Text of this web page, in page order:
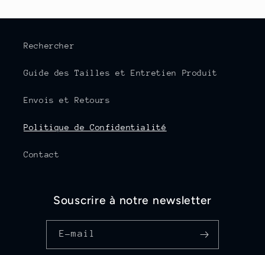
Rechercher
Guide des Tailles et Entretien Produit
Envois et Retours
Politique de Confidentialité
Contact
Souscrire à notre newsletter
E-mail